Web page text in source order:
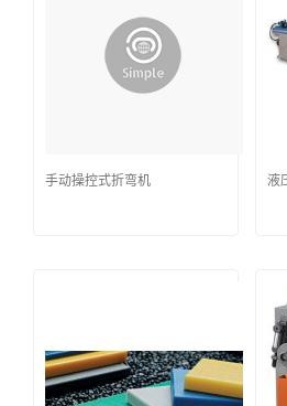
手动操控式折弯机 液